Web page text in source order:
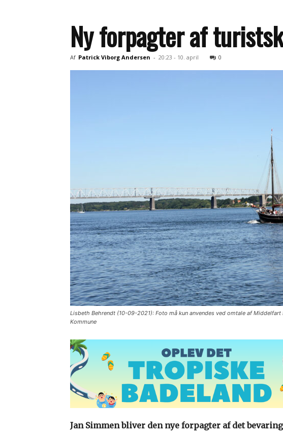
Ny forpagter af
Af Patrick Viborg Andersen - 20:23 - 10. april 0
Lisbeth Behrendt (10-09-2021): Foto må kun anvendes ved omtale af
Kommune
Jan Simmen bliver den nye forpagter af det